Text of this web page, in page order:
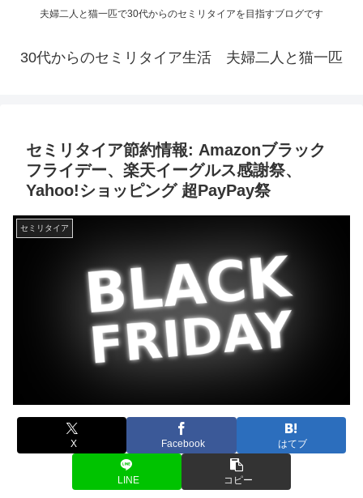
夫婦二人と猫一匹で30代からのセミリタイアを目指すブログです
30代からのセミリタイア生活 夫婦二人と猫一匹
セミリタイア節約情報: Amazonブラック
フライデー、楽天イーグルス感謝祭、
Yahoo!ショッピング 超PayPay祭
セミリタイア
X Facebook はてブ
LINE コピー